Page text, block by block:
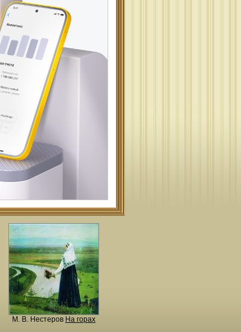
М. В. Нестеров На горах